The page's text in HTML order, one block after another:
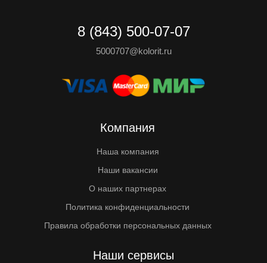
8 (843) 500-07-07
5000707@kolorit.ru
Компания
Наша компания
Наши вакансии
О наших партнерах
Политика конфиденциальности
Правила обработки персональных данных
Наши сервисы